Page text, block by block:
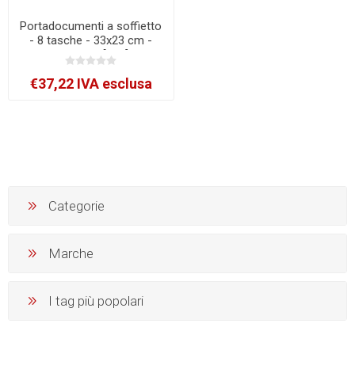
Portadocumenti a soffietto
- 8 tasche - 33x23 cm -
Fraschini [608]
€37,22 IVA esclusa
Categorie
Marche
I tag più popolari